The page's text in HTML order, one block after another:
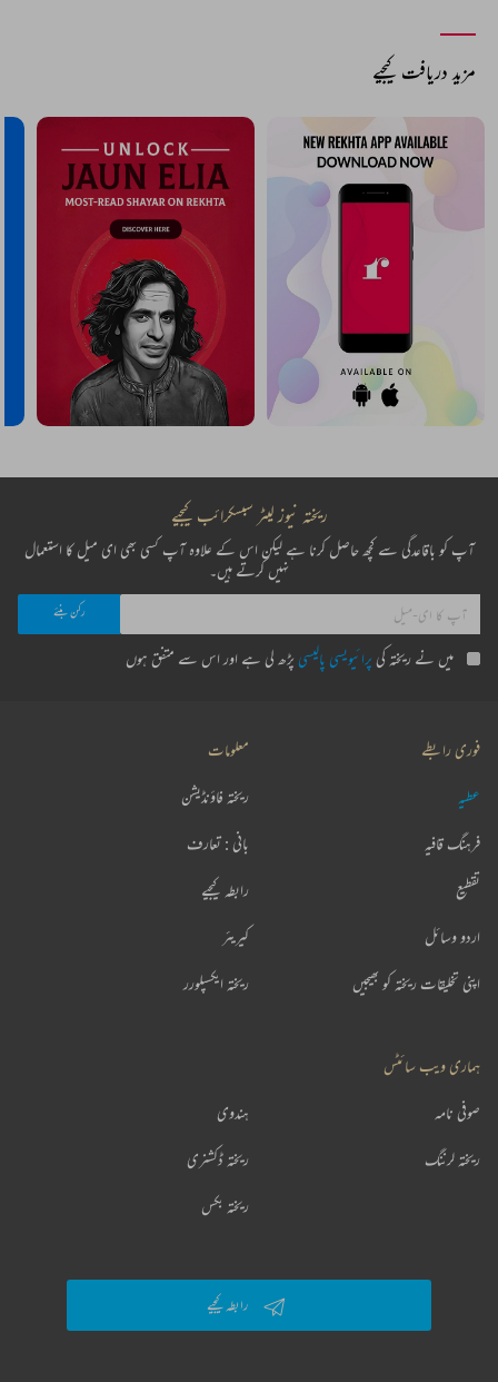
مزید دریافت کیجیے
ریختہ نیوز لیٹر سبسکرائب کیجیے
آپ کو باقاعدگی سے کچھ حاصل کرنا ہے لیکن اس کے علاوہ آپ کسی بھی ای میل کا استعمال
نہیں کرتے ہیں۔
میں نے ریختہ کی پرائیویسی پالیسی پڑھ لی ہے اور اس سے متفق ہوں
فوری رابطے
عطیہ
فرہنگ قافیہ
تقطیع
اردو وسائل
اپنی تخلیقات ریختہ کو بھیجیں
معلومات
ریختہ فاؤنڈیشن
بانی : تعارف
رابطہ کیجیے
کیریئر
ریختہ ایکسپلورر
ہماری ویب سائٹس
ہندوی صوفی نامہ
ریختہ ڈکشنری ریختہ لرننگ
ریختہ بکس
رابطہ کیجیے